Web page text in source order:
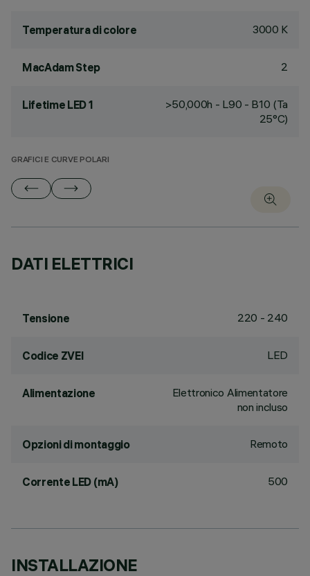
Temperatura di colore 3000 K
MacAdam Step 2
Lifetime LED 1
>50,000h - L90 - B10 (Ta
25°C)
GRAFICI E CURVE POLARI
DATI ELETTRICI
Tensione 220 - 240
Codice ZVEI LED
Alimentazione
Elettronico Alimentatore
non incluso
Opzioni di montaggio Remoto
Corrente LED (mA) 500
INSTALLAZIONE